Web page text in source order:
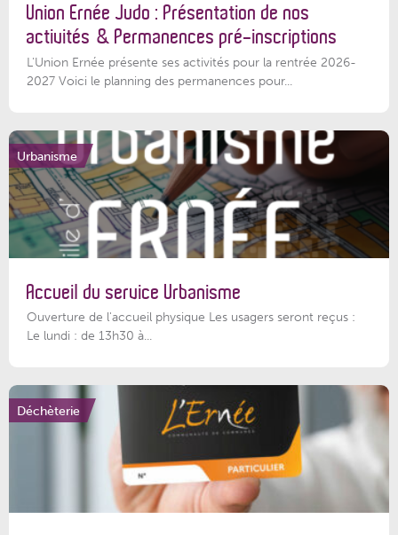
Union Ernée Judo : Présentation de nos
activités & Permanences pré-inscriptions
L'Union Ernée présente ses activités pour la rentrée 2026-
2027 Voici le planning des permanences pour...
Urbanisme
Accueil du service Urbanisme
Ouverture de l'accueil physique Les usagers seront reçus :
Le lundi : de 13h30 à...
Déchèterie